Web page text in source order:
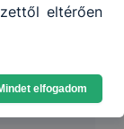
eltérően
elfogadom